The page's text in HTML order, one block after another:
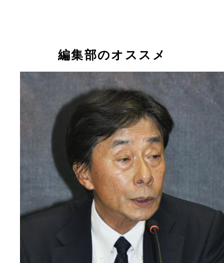
編集部のオススメ